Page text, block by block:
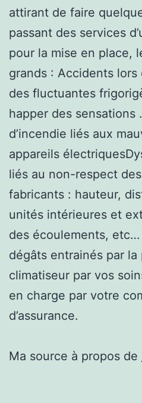
attirant de faire
passant des services
pour la mise en place,
grands : Accidents
des fluctuantes
happer des sensations
d’incendie liés aux
appareils
liés au non-respect
fabricants : hauteur,
unités intérieures et
des écoulements,
dégâts entrainés par la
climatiseur par vos
en charge par votre
d’assurance.
Ma source à propos de